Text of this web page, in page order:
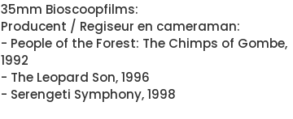
35mm Bioscoopfilms:
Producent / Regiseur en cameraman:
- People of the Forest: The Chimps of Gombe,
1992
- The Leopard Son, 1996
- Serengeti Symphony, 1998